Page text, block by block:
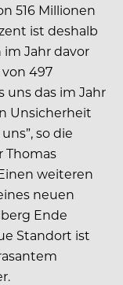
516 Millionen
ist deshalb
Jahr davor
497
uns das im Jahr
Unsicherheit
so die
Thomas
weiteren
neuen
Ende
Standort ist